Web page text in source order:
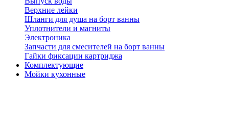
Верхние лейки
Шланги для душа на борт ванны
Уплотнители и магниты
Электроника
Запчасти для смесителей на борт ванны
Гайки фиксации картриджа
Комплектующие
Мойки кухонные